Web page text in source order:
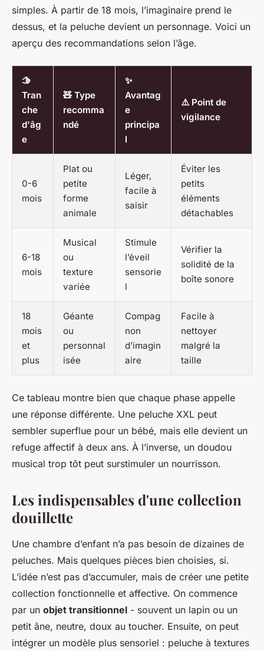
simples. À partir de 18 mois, l’imaginaire prend le
dessus, et la peluche devient un personnage. Voici un
aperçu des recommandations selon l’âge.
🫱
Tran
che
d'âg
e
🧸 Type
recomma
ndé
✨
Avantag
e
principa
l
⚠️ Point de
vigilance
0-6
mois
Plat ou
petite
forme
animale
Léger,
facile à
saisir
Éviter les
petits
éléments
détachables
6-18
mois
Musical
ou
texture
variée
Stimule
l’éveil
sensorie
l
Vérifier la
solidité de la
boîte sonore
18
mois
et
plus
Géante
ou
personnal
isée
Compag
non
d’imagin
aire
Facile à
nettoyer
malgré la
taille
Ce tableau montre bien que chaque phase appelle
une réponse différente. Une peluche XXL peut
sembler superflue pour un bébé, mais elle devient un
refuge affectif à deux ans. À l’inverse, un doudou
musical trop tôt peut surstimuler un nourrisson.
Les indispensables d'une collection
douillette
Une chambre d’enfant n’a pas besoin de dizaines de
peluches. Mais quelques pièces bien choisies, si.
L’idée n’est pas d’accumuler, mais de créer une petite
collection fonctionnelle et affective. On commence
par un objet transitionnel - souvent un lapin ou un
petit âne, neutre, doux au toucher. Ensuite, on peut
intégrer un modèle plus sensoriel : peluche à textures